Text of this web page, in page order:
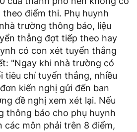
điểm thi. Phụ huynh
trường thông báo, liệu
thẳng đợt tiếp theo hay
có con xét tuyển thẳng
"Ngay khi nhà trường có
tiêu chí tuyển thẳng, nhiều
kiến nghị gửi đến ban
đề nghị xem xét lại. Nếu
thông báo cho phụ huynh
các môn phải trên 8 điểm,